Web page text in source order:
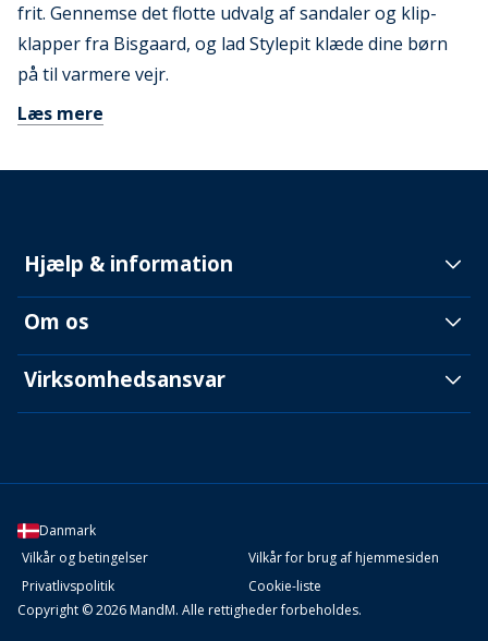
frit. Gennemse det flotte udvalg af sandaler og klip-
klapper fra Bisgaard, og lad Stylepit klæde dine børn
på til varmere vejr.
Læs mere
Hjælp & information
Om os
Virksomhedsansvar
Danmark
Vilkår og betingelser
Vilkår for brug af hjemmesiden
Privatlivspolitik
Cookie-liste
Copyright © 2026 MandM. Alle rettigheder forbeholdes.